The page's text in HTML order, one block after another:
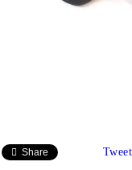
Share Tweet